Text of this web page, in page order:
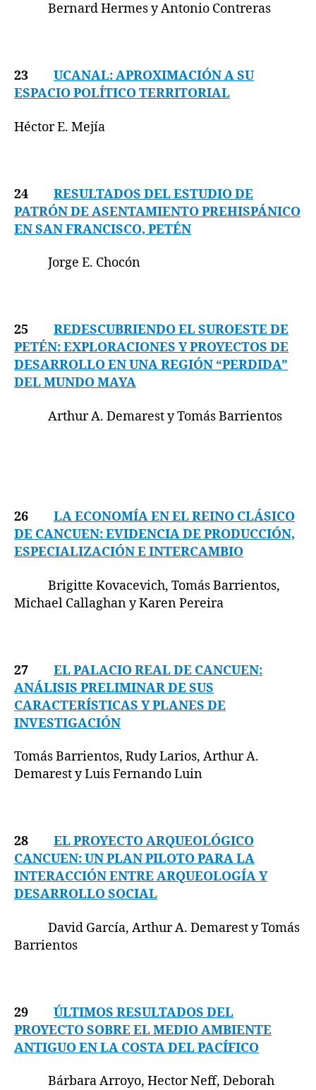
Bernard Hermes y Antonio Contreras
23 UCANAL: APROXIMACIÓN A SU
ESPACIO POLÍTICO TERRITORIAL
Héctor E. Mejía
24 RESULTADOS DEL ESTUDIO DE
PATRÓN DE ASENTAMIENTO PREHISPÁNICO
EN SAN FRANCISCO, PETÉN
Jorge E. Chocón
25 REDESCUBRIENDO EL SUROESTE DE
PETÉN: EXPLORACIONES Y PROYECTOS DE
DESARROLLO EN UNA REGIÓN “PERDIDA”
DEL MUNDO MAYA
Arthur A. Demarest y Tomás Barrientos
26 LA ECONOMÍA EN EL REINO CLÁSICO
DE CANCUEN: EVIDENCIA DE PRODUCCIÓN,
ESPECIALIZACIÓN E INTERCAMBIO
Brigitte Kovacevich, Tomás Barrientos,
Michael Callaghan y Karen Pereira
27 EL PALACIO REAL DE CANCUEN:
ANÁLISIS PRELIMINAR DE SUS
CARACTERÍSTICAS Y PLANES DE
INVESTIGACIÓN
Tomás Barrientos, Rudy Larios, Arthur A.
Demarest y Luis Fernando Luin
28 EL PROYECTO ARQUEOLÓGICO
CANCUEN: UN PLAN PILOTO PARA LA
INTERACCIÓN ENTRE ARQUEOLOGÍA Y
DESARROLLO SOCIAL
David García, Arthur A. Demarest y Tomás
Barrientos
29 ÚLTIMOS RESULTADOS DEL
PROYECTO SOBRE EL MEDIO AMBIENTE
ANTIGUO EN LA COSTA DEL PACÍFICO
Bárbara Arroyo, Hector Neff, Deborah